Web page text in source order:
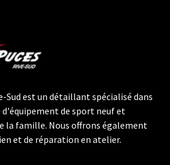
Sud est un détaillant spécialisé dans
de sport neuf et
la famille. Nous offrons également
et de réparation en atelier.